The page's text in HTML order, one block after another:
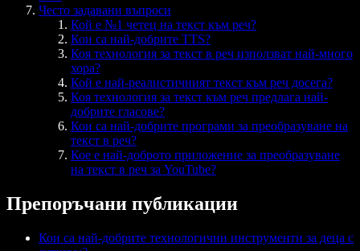
Често задавани въпроси
Кой е №1 четец на текст към реч?
Кои са най-добрите TTS?
Коя технология за текст в реч използват най-много
хора?
Кой е най-реалистичният текст към реч досега?
Коя технология за текст към реч предлага най-
добрите гласове?
Кои са най-добрите програми за преобразуване на
текст в реч?
Кое е най-доброто приложение за преобразуване
на текст в реч за YouTube?
Препоръчани публикации
Кои са най-добрите технологични инструменти за деца с